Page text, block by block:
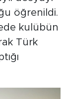
öğrenildi.
kulübün
Türk